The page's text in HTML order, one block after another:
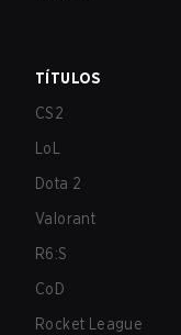
TÍTULOS
CS2
LoL
Dota 2
Valorant
R6:S
CoD
Rocket League